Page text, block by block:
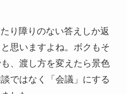
り障りのない答えしか返
思いますよね。ボクもそ
、渡し方を変えたら景色
ではなく「会議」にする